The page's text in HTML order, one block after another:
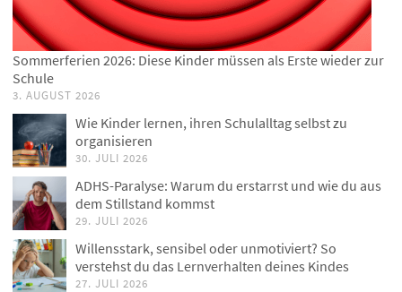
Sommerferien 2026: Diese Kinder müssen als Erste wieder zur
Schule
3. AUGUST 2026
Wie Kinder lernen, ihren Schulalltag selbst zu
organisieren
30. JULI 2026
ADHS-Paralyse: Warum du erstarrst und wie du aus
dem Stillstand kommst
29. JULI 2026
Willensstark, sensibel oder unmotiviert? So
verstehst du das Lernverhalten deines Kindes
27. JULI 2026